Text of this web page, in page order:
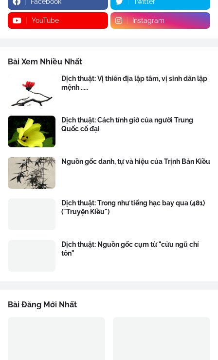
YouTube Instagram
Bài Xem Nhiều Nhất
Dịch thuật: Vị thiên địa lập tâm, vị sinh dân lập
mệnh .....
Dịch thuật: Cách tính giờ của người Trung
Quốc cổ đại
Nguồn gốc danh, tự và hiệu của Trịnh Bản Kiều
Dịch thuật: Trong như tiếng hạc bay qua (481)
("Truyện Kiều")
Dịch thuật: Nguồn gốc cụm từ "cửu ngũ chí
tôn"
Bài Đăng Mới Nhất